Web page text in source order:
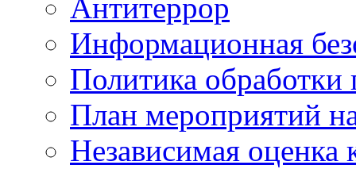
Антитеррор
Информационная
Политика
План мероприятий
Независимая оценка